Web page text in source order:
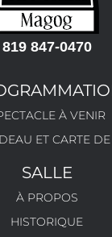
819 847-0470
À VENIR
ET CARTE
SALLE
À PROPOS
HISTORIQUE